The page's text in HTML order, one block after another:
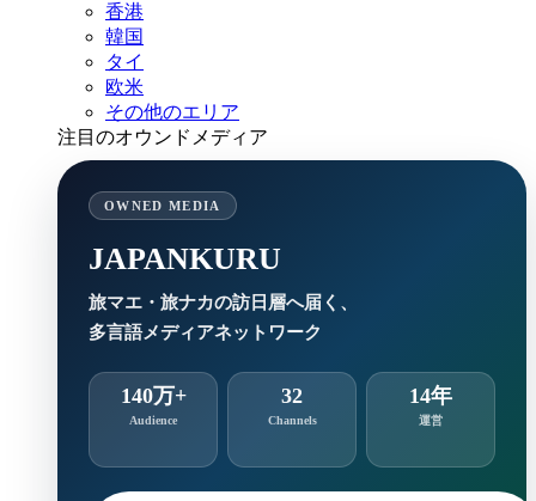
香港
韓国
タイ
欧米
その他のエリア
注目のオウンドメディア
OWNED MEDIA
JAPANKURU
旅マエ・旅ナカの訪日層へ届く、
多言語メディアネットワーク
140万+
Audience
32
Channels
14年
運営